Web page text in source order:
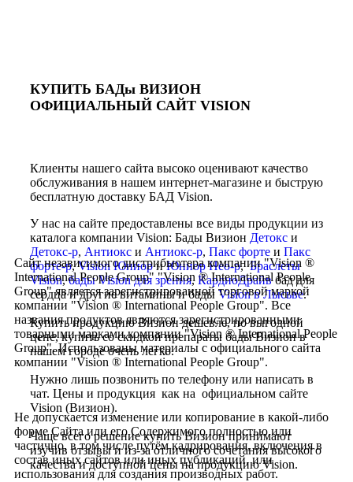
КУПИТЬ БАДы ВИЗИОН
ОФИЦИАЛЬНЫЙ САЙТ VISION
Клиенты нашего сайта высоко оценивают качество
обслуживания в нашем интернет-магазине и быструю
бесплатную доставку БАД Vision.
У нас на сайте предоставлены все виды продукции из
каталога компании Vision: Бады Визион Детокс и
Детокс-р, Антиокс и Антиокс-р, Пакс форте и Пакс
форте-р,Vision ЮниориЮниор Нео-р, Браслеты
Vision,бады Vision для зрения,КардиоДрайвбад для
сердца и другие витамины и бады Vision в Лысьве.
Купить продукцию Визион дешевле, по выгодной
цене, купить со скидкой препараты бады Визион в
нашем городе очень легко.
Нужно лишь позвонить по телефону или написать в
чат. Цены и продукция как на официальном сайте
Vision (Визион).
Чаще всего решение купить Визион принимают
изучив отзывы и из-за отличного сочетания высокого
качества и доступной цены на продукцию Vision.
Сайт независимого дистрибьютера компании "Vision ®
International People Group" "Vision ® International People
Group" является зарегистрированной торговой маркой
компании "Vision ® International People Group". Все
названия продуктов являются зарегистрированными
товарными марками компании "Vision ® International People
Group". Использованы материалы с официального сайта
компании "Vision ® International People Group".
Не допускается изменение или копирование в какой-либо
форме Сайта или его Содержимого полностью или
частично, в том числе путём кадрирования, включения в
состав иных сайтов или иных публикаций, или
использования для создания производных работ.